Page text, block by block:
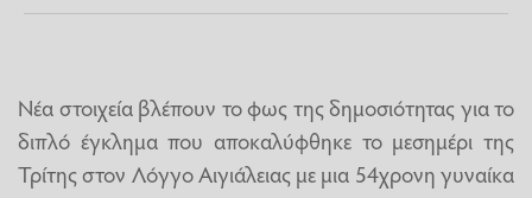
Νέα στοιχεία βλέπουν το φως της δημοσιότητας για το
διπλό έγκλημα που αποκαλύφθηκε το μεσημέρι της
Τρίτης στον Λόγγο Αιγιάλειας με μια 54χρονη γυναίκα